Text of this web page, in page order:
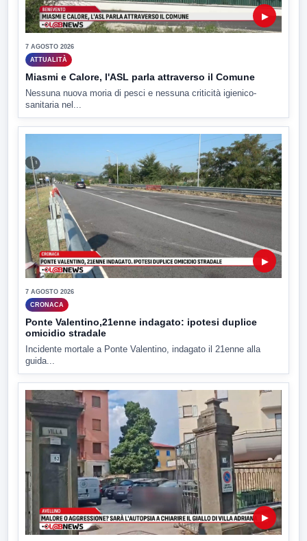
▶
7 AGOSTO 2026
ATTUALITÀ
Miasmi e Calore, l'ASL parla attraverso il Comune
Nessuna nuova moria di pesci e nessuna criticità igienico-
sanitaria nel...
▶
7 AGOSTO 2026
CRONACA
Ponte Valentino,21enne indagato: ipotesi duplice
omicidio stradale
Incidente mortale a Ponte Valentino, indagato il 21enne alla
guida...
▶